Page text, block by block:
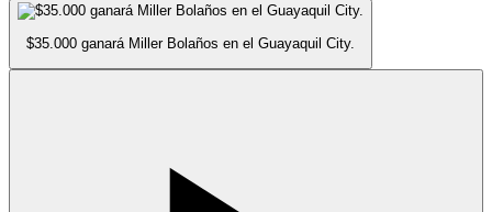
$35.000 ganará Miller Bolaños en el Guayaquil City.